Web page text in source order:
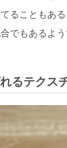
ることもあ
でもあるよう
るテクス